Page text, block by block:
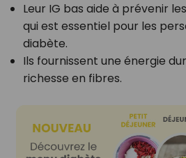
Leur IG bas aide à prévenir
qui est essentiel pour les
diabète.
Ils fournissent une énergie
richesse en fibres.